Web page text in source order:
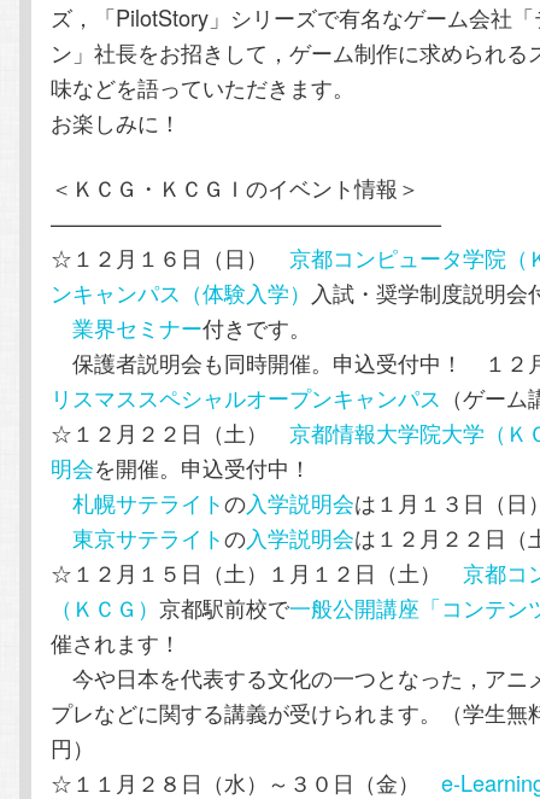
ズ，「PilotStory」シリーズで有名なゲーム会社
ン」社長をお招きして，ゲーム制作に求められる
味などを語っていただきます。
お楽しみに！
＜ＫＣＧ・ＫＣＧＩのイベント情報＞
——————————————————
☆１２月１６日（日）京都コンピュータ学院（
ンキャンパス（体験入学） 入試・奨学制度説明会
業界セミナー付きです。
保護者説明会も同時開催。申込受付中！ １２
リスマススペシャルオープンキャンパス （ゲー
☆１２月２２日（土）京都情報大学院大学（Ｋ
明会を開催。申込受付中！
札幌サテライトの入学説明会は１月１３日（日
東京サテライトの入学説明会は１２月２２日（
☆１２月１５日（土）１月１２日（土）京都コ
（ＫＣＧ）京都駅前校で一般公開講座「コンテン
催されます！
今や日本を代表する文化の一つとなった，アニ
プレなどに関する講義が受けられます。（学生無
円）
☆１１月２８日（水）～３０日（金）e-